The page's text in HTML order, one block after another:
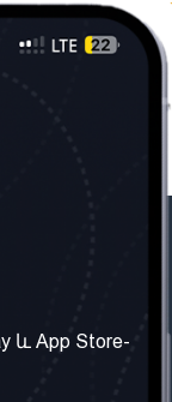
և դրույթներ
և App Store-